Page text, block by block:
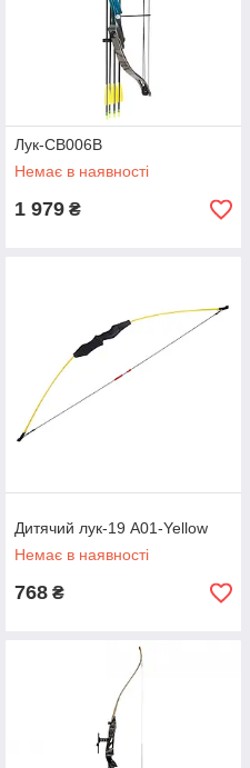
Лук-CB006B
Немає в наявності
1 979 ₴
Дитячий лук-19 A01-Yellow
Немає в наявності
768 ₴